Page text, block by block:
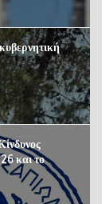
και το